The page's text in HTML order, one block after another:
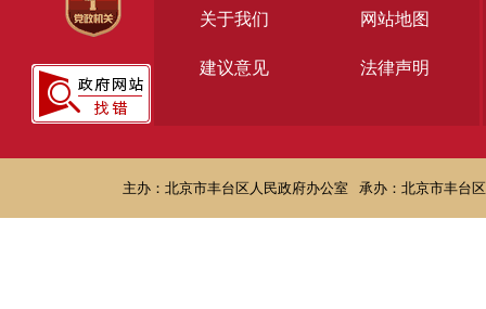
关于我们 网站地图
建议意见 法律声明
主办：北京市丰台区人民政府办公室 承办：北京市丰台